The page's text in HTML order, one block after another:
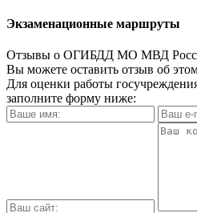
Экзаменационные маршруты
Отзывы о ОГИБДД МО МВД
Вы можете оставить отзыв об
Для оценки работы
заполните форму ниже: